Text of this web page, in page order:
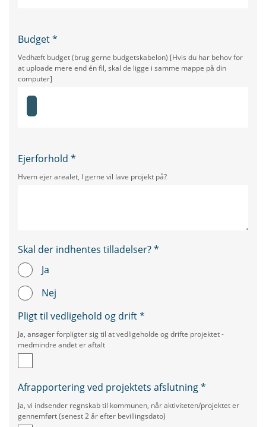
Budget*
Vedhæft budget (brug gerne budgetskabelon) [Hvis du har behov for
at uploade mere end én fil, skal de ligge i samme mappe på din
computer]
Ejerforhold *
Hvem ejer arealet, I gerne vil lave projekt på?
Skal der indhentes tilladelser?*
Ja
Nej
Pligt til vedligehold og drift*
Ja, ansøger forpligter sig til at vedligeholde og drifte projektet -
medmindre andet er aftalt
Afrapportering ved projektets afslutning*
Ja, vi indsender regnskab til kommunen, når aktiviteten/projektet er
gennemført (senest 2 år efter bevillingsdato)